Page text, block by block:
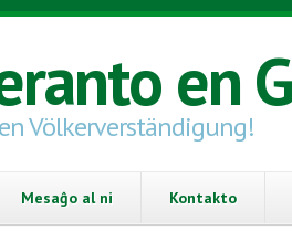
en
Völkerverständigung!
Mesaĝo al ni Kontakto